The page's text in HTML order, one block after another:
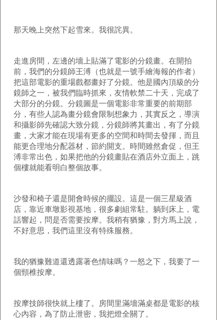
那天晚上突然下起雪來。我很詫異。
走進房間，左邊的墻上貼滿了電影的分鏡畫。在開拍
前，我們的分鏡師王溥（也就是一號手繪海報的作者）
把這部電影的重場戲都畫好了分鏡。他是國內頂級的分
鏡師之一，被我們臨時抓來，友情軟禁二十天，完成了
大部分的分鏡。分鏡圖是一個電影非常重要的前期部
分，有些人認為畫分鏡會限制想象力，其實反之，導演
和攝影師先確認大致分鏡，分鏡師將其畫出，有了分鏡
畫，大家才能在現場有更多的空間和時間去發揮，而且
能更合理地分配器材，節約開支。時間雖然倉促，但王
溥非常出色，如果把他的分鏡畫貼在酒店外立面上，跳
個樓就能看明白整個故事。
沙發和椅子還是開會時候的擺設。這是一個三星級酒
店，靠近車墩影視基地，很多劇組常駐。躺到床上，電
話響起，問是否需要按摩。我稍有猶豫，對方馬上說，
不好意思，我們這里沒有特殊服務。
我的猶豫難道還透露著色情味嗎？一怒之下，我要了一
個頸椎按摩。
按摩技師很快就上樓了。房間里滿墻滿桌都是電影的核
心內容，為了防止泄密，我把燈全關了。